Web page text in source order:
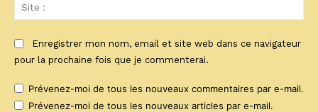
:
Enregistrer mon nom, email et site web dans ce navigateur
pour la prochaine fois que je commenterai.
Prévenez-moi de tous les nouveaux commentaires par e-mail.
Prévenez-moi de tous les nouveaux articles par e-mail.